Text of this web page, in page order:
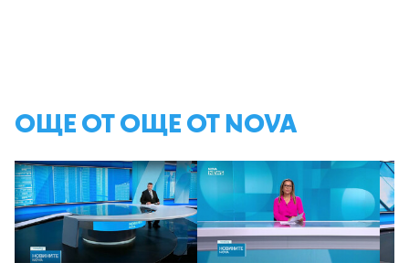
ОЩЕ ОТ ОЩЕ ОТ NOVA